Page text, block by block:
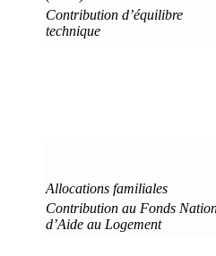
Contribution d’équilibre
technique
Allocations familiales
Contribution au Fonds
d’Aide au Logement